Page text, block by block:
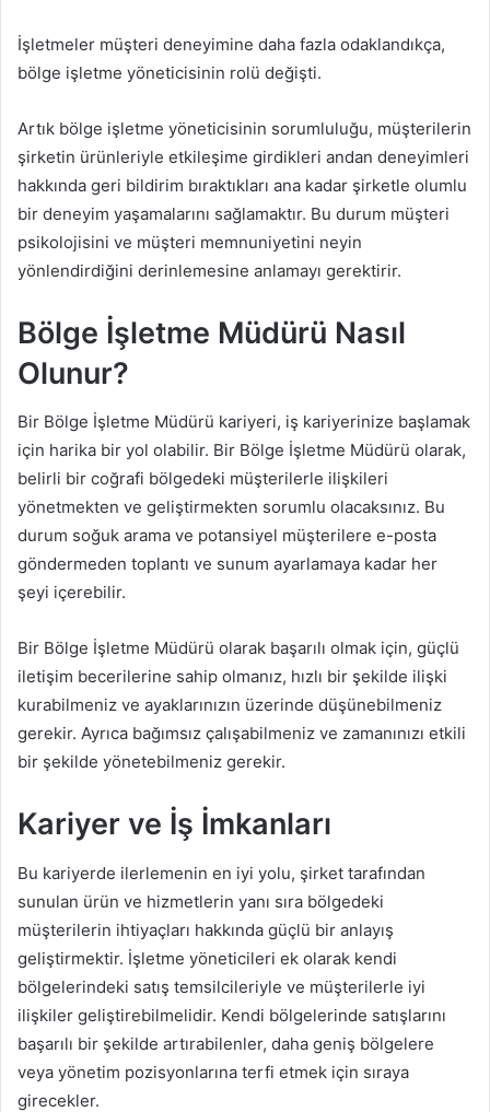
İşletmeler müşteri deneyimine daha fazla odaklandıkça,
bölge işletme yöneticisinin rolü değişti.
Artık bölge işletme yöneticisinin sorumluluğu, müşterilerin
şirketin ürünleriyle etkileşime girdikleri andan deneyimleri
hakkında geri bildirim bıraktıkları ana kadar şirketle olumlu
bir deneyim yaşamalarını sağlamaktır. Bu durum müşteri
psikolojisini ve müşteri memnuniyetini neyin
yönlendirdiğini derinlemesine anlamayı gerektirir.
Bölge İşletme Müdürü Nasıl
Olunur?
Bir Bölge İşletme Müdürü kariyeri, iş kariyerinize başlamak
için harika bir yol olabilir. Bir Bölge İşletme Müdürü olarak,
belirli bir coğrafi bölgedeki müşterilerle ilişkileri
yönetmekten ve geliştirmekten sorumlu olacaksınız. Bu
durum soğuk arama ve potansiyel müşterilere e-posta
göndermeden toplantı ve sunum ayarlamaya kadar her
şeyi içerebilir.
Bir Bölge İşletme Müdürü olarak başarılı olmak için, güçlü
iletişim becerilerine sahip olmanız, hızlı bir şekilde ilişki
kurabilmeniz ve ayaklarınızın üzerinde düşünebilmeniz
gerekir. Ayrıca bağımsız çalışabilmeniz ve zamanınızı etkili
bir şekilde yönetebilmeniz gerekir.
Kariyer ve İş İmkanları
Bu kariyerde ilerlemenin en iyi yolu, şirket tarafından
sunulan ürün ve hizmetlerin yanı sıra bölgedeki
müşterilerin ihtiyaçları hakkında güçlü bir anlayış
geliştirmektir. İşletme yöneticileri ek olarak kendi
bölgelerindeki satış temsilcileriyle ve müşterilerle iyi
ilişkiler geliştirebilmelidir. Kendi bölgelerinde satışlarını
başarılı bir şekilde artırabilenler, daha geniş bölgelere
veya yönetim pozisyonlarına terfi etmek için sıraya
girecekler.